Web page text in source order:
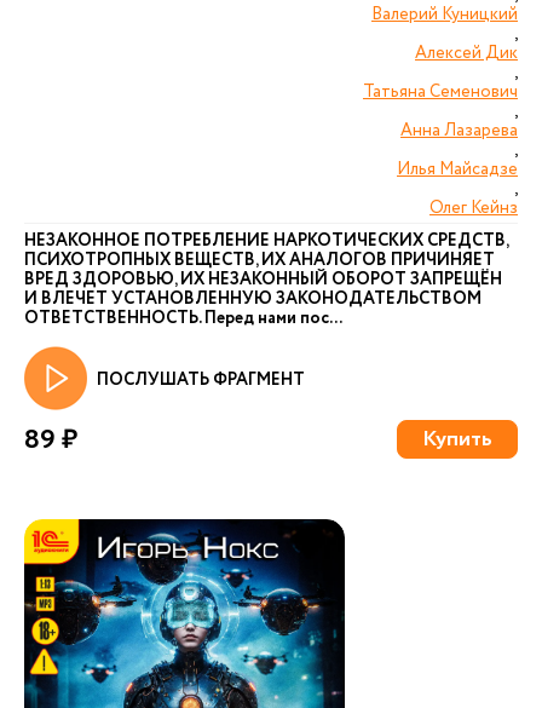
Валерий Куницкий
,
Алексей Дик
,
Татьяна Семенович
,
Анна Лазарева
,
Илья Майсадзе
,
Олег Кейнз
НЕЗАКОННОЕ ПОТРЕБЛЕНИЕ НАРКОТИЧЕСКИХ СРЕДСТВ,
ПСИХОТРОПНЫХ ВЕЩЕСТВ, ИХ АНАЛОГОВ ПРИЧИНЯЕТ
ВРЕД ЗДОРОВЬЮ, ИХ НЕЗАКОННЫЙ ОБОРОТ ЗАПРЕЩЁН
И ВЛЕЧЕТ УСТАНОВЛЕННУЮ ЗАКОНОДАТЕЛЬСТВОМ
ОТВЕТСТВЕННОСТЬ. Перед нами пос...
ПОСЛУШАТЬ ФРАГМЕНТ
89 ₽ Купить